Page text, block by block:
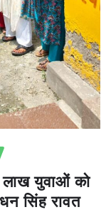
लाख युवाओं को
सिंह रावत